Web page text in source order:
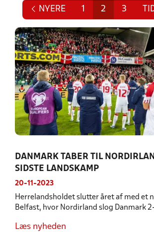
NYERE 1 2 3
DANMARK TABER TIL
SIDSTE LANDSKAMP
20-11-2023
Herrelandsholdet slutter året af med et
Belfast, hvor Nordirland slog Danmark
Læs nyheden